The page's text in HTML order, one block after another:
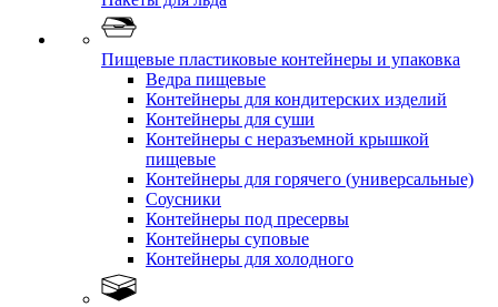
Пищевые пластиковые контейнеры и упаковка
Ведра пищевые
Контейнеры для кондитерских изделий
Контейнеры для суши
Контейнеры с неразъемной крышкой
пищевые
Контейнеры для горячего (универсальные)
Соусники
Контейнеры под пресервы
Контейнеры суповые
Контейнеры для холодного